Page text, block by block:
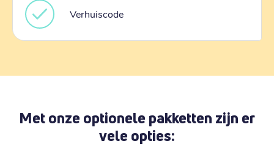
Verhuiscode
Met onze optionele pakketten zijn er
vele opties: